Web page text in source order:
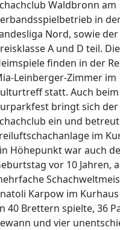
Waldbronn am
in
Nord, sowie der
A und D teil. Die
finden in der
Leinberger-Zimmer im
statt. Auch beim
bringt sich der
ein und
im
Höhepunkt war auch
vor 10 Jahren,
Karpow im
40 Brettern spielte, 36
und vier